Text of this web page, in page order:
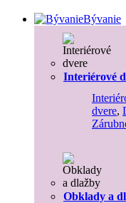
Bývanie
Interiérové
dvere,
Obklady a